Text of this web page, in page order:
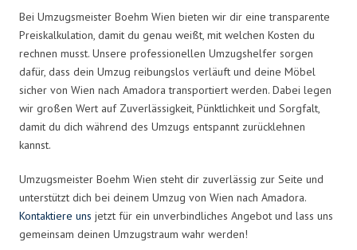
Bei Umzugsmeister Boehm Wien bieten wir dir eine transparente
Preiskalkulation, damit du genau weißt, mit welchen Kosten du
rechnen musst. Unsere professionellen Umzugshelfer sorgen
dafür, dass dein Umzug reibungslos verläuft und deine Möbel
sicher von Wien nach Amadora transportiert werden. Dabei legen
wir großen Wert auf Zuverlässigkeit, Pünktlichkeit und Sorgfalt,
damit du dich während des Umzugs entspannt zurücklehnen
kannst.
Umzugsmeister Boehm Wien steht dir zuverlässig zur Seite und
unterstützt dich bei deinem Umzug von Wien nach Amadora.
Kontaktiere uns jetzt für ein unverbindliches Angebot und lass uns
gemeinsam deinen Umzugstraum wahr werden!